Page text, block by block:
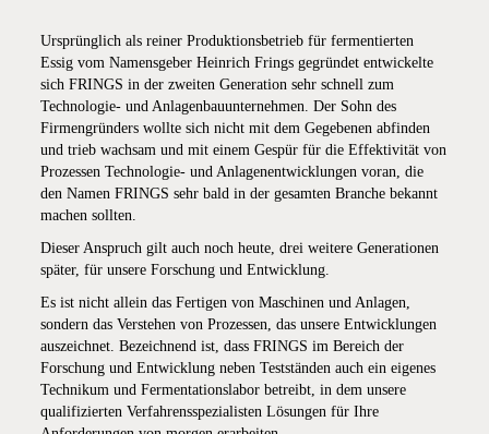
Ursprünglich als reiner Produktionsbetrieb für fermentierten
Essig vom Namensgeber Heinrich Frings gegründet entwickelte
sich FRINGS in der zweiten Generation sehr schnell zum
Technologie- und Anlagenbauunternehmen. Der Sohn des
Firmengründers wollte sich nicht mit dem Gegebenen abfinden
und trieb wachsam und mit einem Gespür für die Effektivität von
Prozessen Technologie- und Anlagenentwicklungen voran, die
den Namen FRINGS sehr bald in der gesamten Branche bekannt
machen sollten.
Dieser Anspruch gilt auch noch heute, drei weitere Generationen
später, für unsere Forschung und Entwicklung.
Es ist nicht allein das Fertigen von Maschinen und Anlagen,
sondern das Verstehen von Prozessen, das unsere Entwicklungen
auszeichnet. Bezeichnend ist, dass FRINGS im Bereich der
Forschung und Entwicklung neben Testständen auch ein eigenes
Technikum und Fermentationslabor betreibt, in dem unsere
qualifizierten Verfahrensspezialisten Lösungen für Ihre